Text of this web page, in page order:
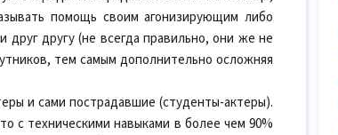
помощь своим агонизирующим либо
другу (не всегда правильно, они же не
тем самым дополнительно осложняя
и сами пострадавшие (студенты-актеры).
с техническими навыками в более чем 90%